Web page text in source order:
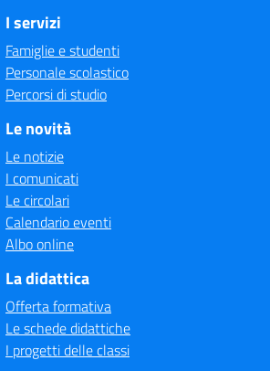
I servizi
Famiglie e studenti
Personale scolastico
Percorsi di studio
Le novità
Le notizie
I comunicati
Le circolari
Calendario eventi
Albo online
La didattica
Offerta formativa
Le schede didattiche
I progetti delle classi